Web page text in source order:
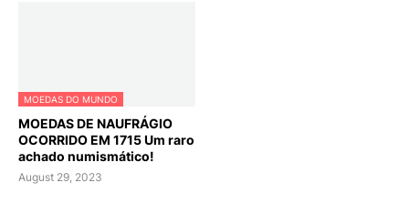
MOEDAS DO MUNDO
MOEDAS DE NAUFRÁGIO
OCORRIDO EM 1715 Um raro
achado numismático!
August 29, 2023